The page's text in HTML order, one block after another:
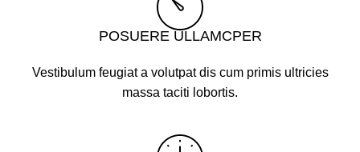
POSUERE ULLAMCPER
Vestibulum feugiat a volutpat dis cum primis ultricies
massa taciti lobortis.